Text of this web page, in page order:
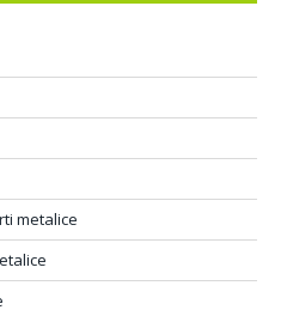
metalice